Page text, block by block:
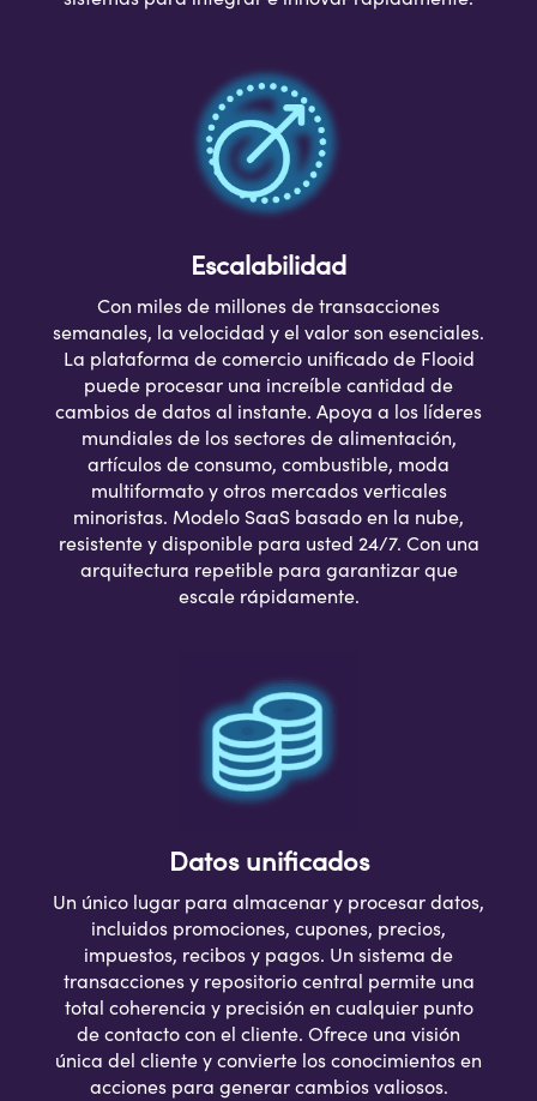
Escalabilidad
Con miles de millones de transacciones
semanales, la velocidad y el valor son esenciales.
La plataforma de comercio unificado de Flooid
puede procesar una increíble cantidad de
cambios de datos al instante. Apoya a los líderes
mundiales de los sectores de alimentación,
artículos de consumo, combustible, moda
multiformato y otros mercados verticales
minoristas. Modelo SaaS basado en la nube,
resistente y disponible para usted 24/7. Con una
arquitectura repetible para garantizar que
escale rápidamente.
Datos unificados
Un único lugar para almacenar y procesar datos,
incluidos promociones, cupones, precios,
impuestos, recibos y pagos. Un sistema de
transacciones y repositorio central permite una
total coherencia y precisión en cualquier punto
de contacto con el cliente. Ofrece una visión
única del cliente y convierte los conocimientos en
acciones para generar cambios valiosos.